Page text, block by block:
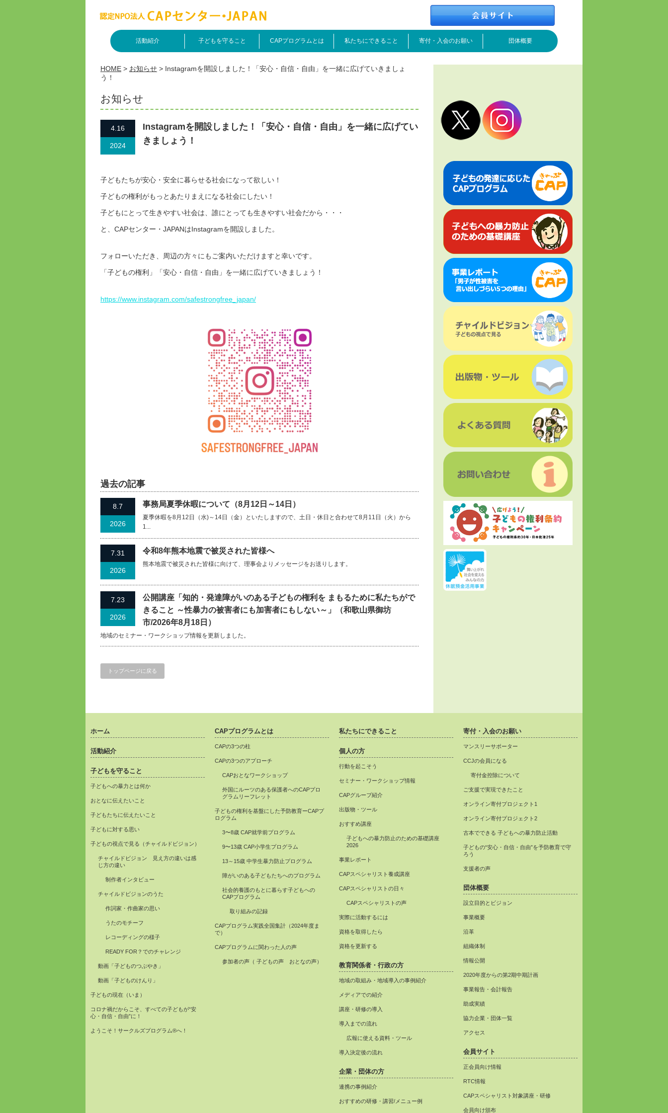
活動紹介 子どもを守ること CAPプログラムとは 私たちにできること 寄付・入会のお願い 団体概要
HOME > お知らせ > Instagramを開設しました！「安心・自信・自由」を一緒に広げていきましょ
う！
お知らせ
4.16
2024
Instagramを開設しました！「安心・自信・自由」を一緒に広げてい
きましょう！
子どもたちが安心・安全に暮らせる社会になって欲しい！
子どもの権利がもっとあたりまえになる社会にしたい！
子どもにとって生きやすい社会は、誰にとっても生きやすい社会だから・・・
と、CAPセンター・JAPANはInstagramを開設しました。
フォローいただき、周辺の方々にもご案内いただけますと幸いです。
「子どもの権利」「安心・自信・自由」を一緒に広げていきましょう！
https://www.instagram.com/safestrongfree_japan/
過去の記事
8.7
2026
事務局夏季休暇について（8月12日～14日）
夏季休暇を8月12日（水)～14日（金）といたしますので、土日・休日と合わせて8月11日（火）から
1...
7.31
2026
令和8年熊本地震で被災された皆様へ
熊本地震で被災された皆様に向けて、理事会よりメッセージをお送りします。
7.23
2026
公開講座「知的・発達障がいのある子どもの権利を まもるために私たちがで
きること ～性暴力の被害者にも加害者にもしない～」（和歌山県御坊
市/2026年8月18日）
地域のセミナー・ワークショップ情報を更新しました。
トップページに戻る
ホーム
活動紹介
子どもを守ること
子どもへの暴力とは何か
おとなに伝えたいこと
子どもたちに伝えたいこと
子どもに対する思い
子どもの視点で見る（チャイルドビジョン）
チャイルドビジョン 見え方の違いは感
じ方の違い
制作者インタビュー
チャイルドビジョンのうた
作詞家・作曲家の思い
うたのモチーフ
レコーディングの様子
READY FOR？でのチャレンジ
動画「子どものつぶやき」
動画「子どものけんり」
子どもの現在（いま）
コロナ禍だからこそ、すべての子どもが“安
心・自信・自由”に！
ようこそ！サークルズプログラム®へ！
CAPプログラムとは
CAPの3つの柱
CAPの3つのアプローチ
CAPおとなワークショップ
外国にルーツのある保護者へのCAPプロ
グラムリーフレット
子どもの権利を基盤にした予防教育ーCAPプ
ログラム
3〜8歳 CAP就学前プログラム
9〜13歳 CAP小学生プログラム
13～15歳 中学生暴力防止プログラム
障がいのある子どもたちへのプログラム
社会的養護のもとに暮らす子どもへの
CAPプログラム
取り組みの記録
CAPプログラム実践全国集計（2024年度ま
で）
CAPプログラムに関わった人の声
参加者の声（ 子どもの声 おとなの声）
私たちにできること
個人の方
行動を起こそう
セミナー・ワークショップ情報
CAPグループ紹介
出版物・ツール
おすすめ講座
子どもへの暴力防止のための基礎講座
2026
事業レポート
CAPスペシャリスト養成講座
CAPスペシャリストの日々
CAPスペシャリストの声
実際に活動するには
資格を取得したら
資格を更新する
教育関係者・行政の方
地域の取組み・地域導入の事例紹介
メディアでの紹介
講座・研修の導入
導入までの流れ
広報に使える資料・ツール
導入決定後の流れ
企業・団体の方
連携の事例紹介
おすすめの研修・講習/メニュー例
寄付・入会のお願い
マンスリーサポーター
CCJの会員になる
寄付金控除について
ご支援で実現できたこと
オンライン寄付プロジェクト1
オンライン寄付プロジェクト2
古本でできる 子どもへの暴力防止活動
子どもの“安心・自信・自由”を予防教育で守
ろう
支援者の声
団体概要
設立目的とビジョン
事業概要
沿革
組織体制
情報公開
2020年度からの第2期中期計画
事業報告・会計報告
助成実績
協力企業・団体一覧
アクセス
会員サイト
正会員向け情報
RTC情報
CAPスペシャリスト対象講座・研修
会員向け頒布